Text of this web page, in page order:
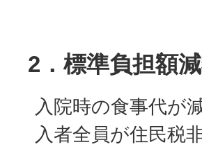
2．標準負担額
入院時の食事代が
入者全員が住民税